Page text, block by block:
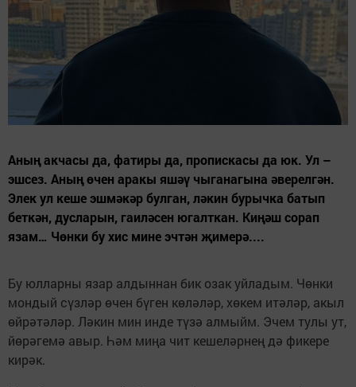
Аның акчасы да, фатиры да, пропискасы да юк. Ул –
эшсез. Аның өчен аракы яшәү чыганагына әверелгән.
Элек ул кеше эшмәкәр булган, ләкин бурычка батып
беткән, дусларын, гаиләсен югалткан. Киңәш сорап
язам… Чөнки бу хис мине эчтән җимерә....
Бу юлларны язар алдыннан бик озак уйладым. Чөнки
мондый сүзләр өчен бүген көләләр, хөкем итәләр, акыл
өйрәтәләр. Ләкин мин инде түзә алмыйм. Эчем тулы ут,
йөрәгемә авыр. Һәм миңа чит кешеләрнең дә фикере
кирәк.